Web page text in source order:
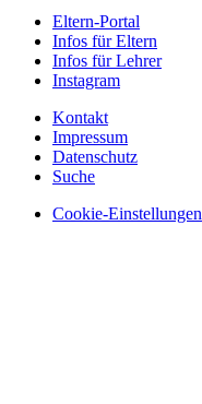
Eltern-Portal
Infos für Eltern
Infos für Lehrer
Instagram
Kontakt
Impressum
Datenschutz
Suche
Cookie-Einstellungen